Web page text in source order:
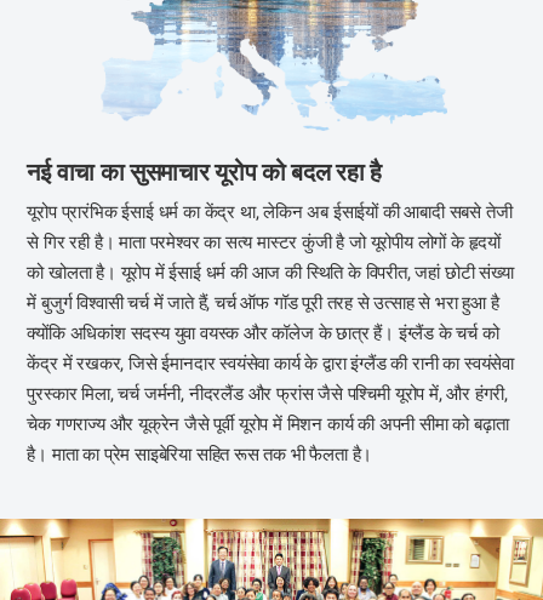
नई वाचा का सुसमाचार यूरोप को बदल रहा है
यूरोप प्रारंभिक ईसाई धर्म का केंद्र था, लेकिन अब ईसाईयों की आबादी सबसे तेजी
से गिर रही है। माता परमेश्वर का सत्य मास्टर कुंजी है जो यूरोपीय लोगों के हृदयों
को खोलता है। यूरोप में ईसाई धर्म की आज की स्थिति के विपरीत, जहां छोटी संख्या
में बुजुर्ग विश्वासी चर्च में जाते हैं, चर्च ऑफ गॉड पूरी तरह से उत्साह से भरा हुआ है
क्योंकि अधिकांश सदस्य युवा वयस्क और कॉलेज के छात्र हैं। इंग्लैंड के चर्च को
केंद्र में रखकर, जिसे ईमानदार स्वयंसेवा कार्य के द्वारा इंग्लैंड की रानी का स्वयंसेवा
पुरस्कार मिला, चर्च जर्मनी, नीदरलैंड और फ्रांस जैसे पश्चिमी यूरोप में, और हंगरी,
चेक गणराज्य और यूक्रेन जैसे पूर्वी यूरोप में मिशन कार्य की अपनी सीमा को बढ़ाता
है। माता का प्रेम साइबेरिया सहित रूस तक भी फैलता है।